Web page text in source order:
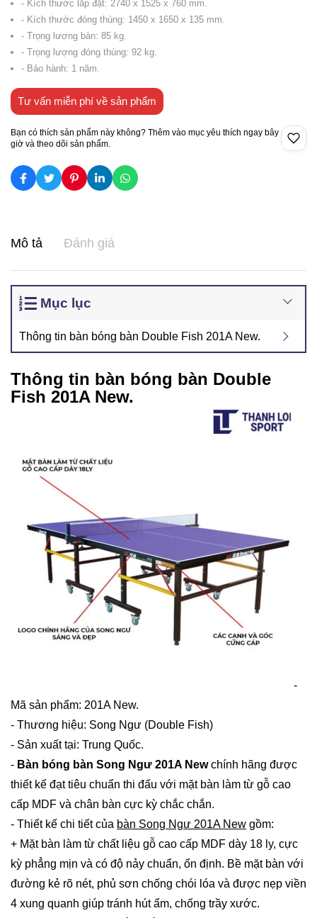
- Kích thước lắp đặt: 2740 x 1525 x 760 mm.
- Kích thước đóng thùng: 1450 x 1650 x 135 mm.
- Trọng lượng bàn: 85 kg.
- Trọng lượng đóng thùng: 92 kg.
- Bảo hành: 1 năm.
Tư vấn miễn phí về sản phẩm
Bạn có thích sản phẩm này không? Thêm vào mục yêu thích ngay bây
giờ và theo dõi sản phẩm.
Mô tả Đánh giá
Mục lục
Thông tin bàn bóng bàn Double Fish 201A New.
Thông tin bàn bóng bàn Double
Fish 201A New.
-
Mã sản phẩm: 201A New.
- Thương hiệu: Song Ngư (Double Fish)
- Sản xuất tại: Trung Quốc.
- Bàn bóng bàn Song Ngư 201A Newchính hãng được
thiết kế đạt tiêu chuẩn thi đấu với mặt bàn làm từ gỗ cao
cấp MDF và chân bàn cực kỳ chắc chắn.
- Thiết kế chi tiết của bàn Song Ngư 201A New gồm:
+ Mặt bàn làm từ chất liệu gỗ cao cấp MDF dày 18 ly, cực
kỳ phẳng mịn và có độ nảy chuẩn, ổn định. Bề mặt bàn với
đường kẻ rõ nét, phủ sơn chống chói lóa và được nẹp viền
4 xung quanh giúp tránh hút ẩm, chống trầy xước.